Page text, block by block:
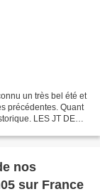
un très bel été et
précédentes. Quant
LES JT DE
nos
sur France